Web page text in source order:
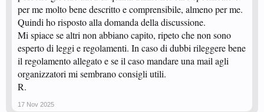
per me molto bene descritto e comprensibile, almeno per me.
Quindi ho risposto alla domanda della discussione.
Mi spiace se altri non abbiano capito, ripeto che non sono
esperto di leggi e regolamenti. In caso di dubbi rileggere bene
il regolamento allegato e se il caso mandare una mail agli
organizzatori mi sembrano consigli utili.
R.
17 Nov 2025